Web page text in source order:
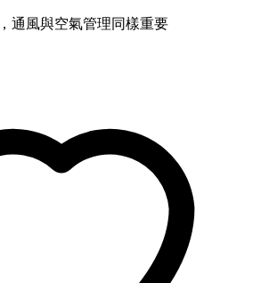
通風與空氣管理同樣重要